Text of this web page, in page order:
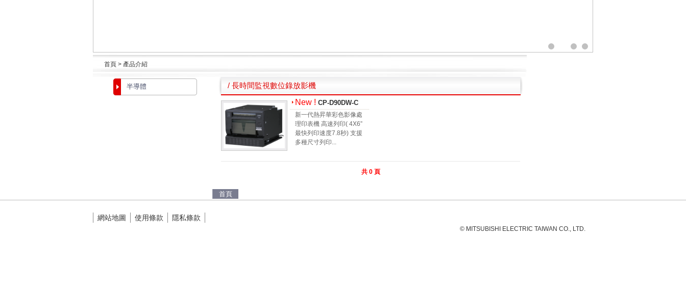
首頁 > 產品介紹
半導體
/ 長時間監視數位錄放影機
New ! CP-D90DW-C
新一代熱昇華彩色影像處
理印表機 高速列印( 4X6”
最快列印速度7.8秒) 支援
多種尺寸列印...
共 0 頁
首頁
網站地圖 使用條款 隱私條款
© MITSUBISHI ELECTRIC TAIWAN CO., LTD.